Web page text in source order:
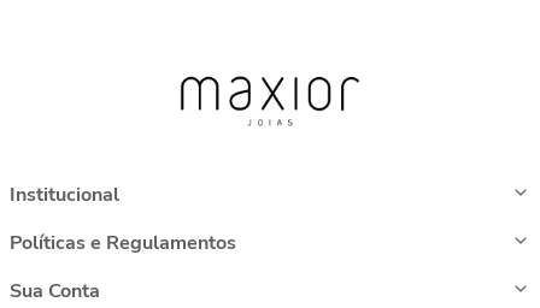
Institucional
Políticas e Regulamentos
Sua Conta